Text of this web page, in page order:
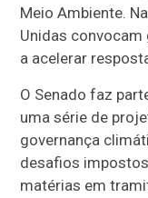
Meio Ambiente.
Unidas
a acelerar
O Senado faz
uma série de
governança
desafios
matérias em